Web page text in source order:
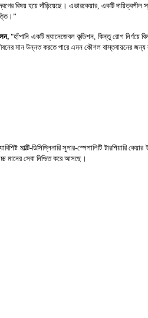
বিষয় হয়ে দাঁড়িয়েছে। এভারকেয়ার, একটি
"হাঁপানি একটি ম্যানেজেবল কন্ডিশন, কিন্তু রোগ নির্ণয়ে
মান উন্নত করতে পারে এমন কৌশল বাস্তবায়নের জন্য
ডিসিপ্লিনারি সুপার-স্পেশালিটি টারশিয়ারি
মানের সেবা নিশ্চিত করে আসছে।